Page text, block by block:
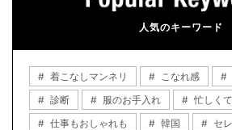
人気のキーワード
着こなしマンネリ こなれ感
診断
服のお手入れ
忙しく
仕事もおしゃれも
韓国
セ